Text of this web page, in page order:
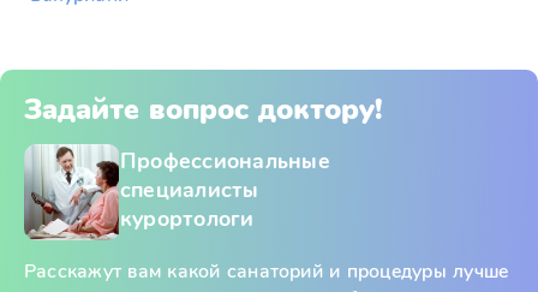
Задайте вопрос доктору!
Профессиональные
специалисты
курортологи
Расскажут вам какой санаторий и процедуры лучше